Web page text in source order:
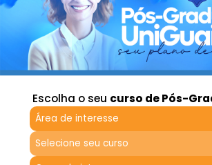
Escolha o seu curso de Pós-
Área de interesse
Selecione seu curso